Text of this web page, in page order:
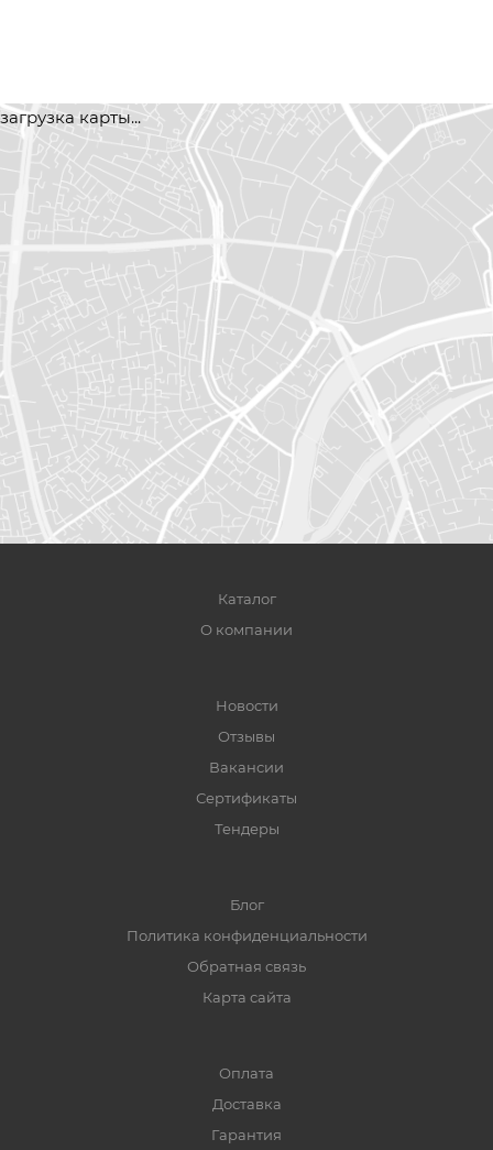
загрузка карты...
Каталог
О компании
Новости
Отзывы
Вакансии
Сертификаты
Тендеры
Блог
Политика конфиденциальности
Обратная связь
Карта сайта
Оплата
Доставка
Гарантия